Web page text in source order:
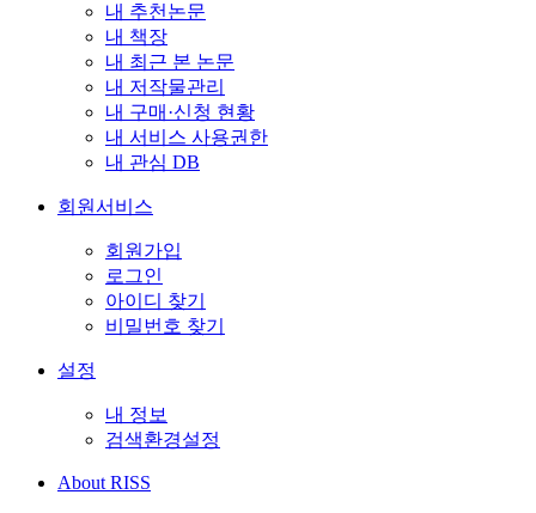
내 추천논문
내 책장
내 최근 본 논문
내 저작물관리
내 구매·신청 현황
내 서비스 사용권한
내 관심 DB
회원서비스
회원가입
로그인
아이디 찾기
비밀번호 찾기
설정
내 정보
검색환경설정
About RISS